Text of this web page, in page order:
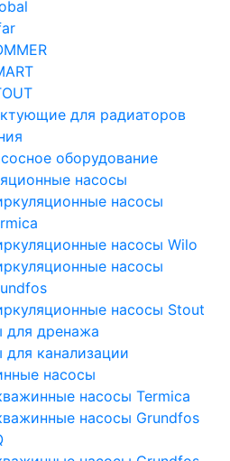
для радиаторов
оборудование
насосы
насосы
насосы Wilo
насосы
насосы Stout
для дренажа
для канализации
насосы
насосы Termica
насосы Grundfos